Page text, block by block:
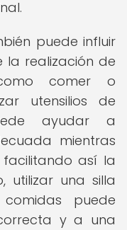
puede influir
la realización de
comer o
utensilios de
ayudar a
mientras
así la
utilizar una silla
puede
y a una